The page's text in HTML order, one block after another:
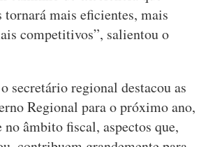
tornará mais eficientes, mais
competitivos”, salientou o
secretário regional destacou as
Regional para o próximo ano,
no âmbito fiscal, aspectos que,